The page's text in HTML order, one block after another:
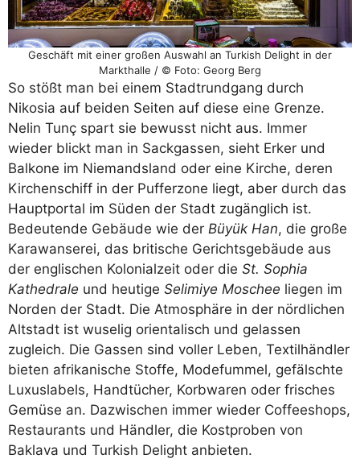
Geschäft mit einer großen Auswahl an Turkish Delight in der
Markthalle / © Foto: Georg Berg
So stößt man bei einem Stadtrundgang durch
Nikosia auf beiden Seiten auf diese eine Grenze.
Nelin Tunç spart sie bewusst nicht aus. Immer
wieder blickt man in Sackgassen, sieht Erker und
Balkone im Niemandsland oder eine Kirche, deren
Kirchenschiff in der Pufferzone liegt, aber durch das
Hauptportal im Süden der Stadt zugänglich ist.
Bedeutende Gebäude wie der Büyük Han, die große
Karawanserei, das britische Gerichtsgebäude aus
der englischen Kolonialzeit oder die St. Sophia
Kathedrale und heutige Selimiye Moschee liegen im
Norden der Stadt. Die Atmosphäre in der nördlichen
Altstadt ist wuselig orientalisch und gelassen
zugleich. Die Gassen sind voller Leben, Textilhändler
bieten afrikanische Stoffe, Modefummel, gefälschte
Luxuslabels, Handtücher, Korbwaren oder frisches
Gemüse an. Dazwischen immer wieder Coffeeshops,
Restaurants und Händler, die Kostproben von
Baklava und Turkish Delight anbieten.